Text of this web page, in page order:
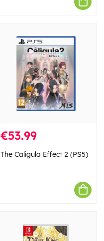
€53.99
The Caligula Effect 2 (PS5)